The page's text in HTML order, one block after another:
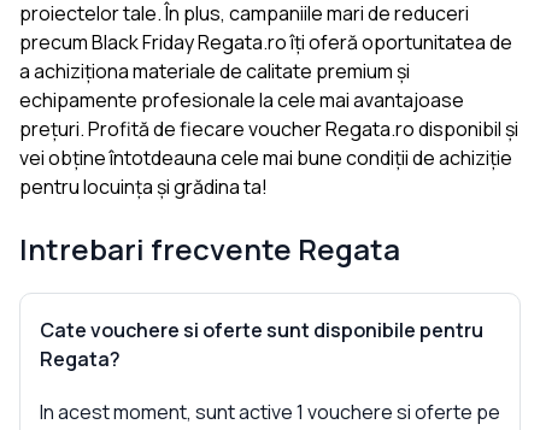
proiectelor tale. În plus, campaniile mari de reduceri
precum Black Friday Regata.ro îți oferă oportunitatea de
a achiziționa materiale de calitate premium și
echipamente profesionale la cele mai avantajoase
prețuri. Profită de fiecare voucher Regata.ro disponibil și
vei obține întotdeauna cele mai bune condiții de achiziție
pentru locuința și grădina ta!
Intrebari frecvente Regata
Cate vouchere si oferte sunt disponibile pentru
Regata?
In acest moment, sunt active 1 vouchere si oferte pe